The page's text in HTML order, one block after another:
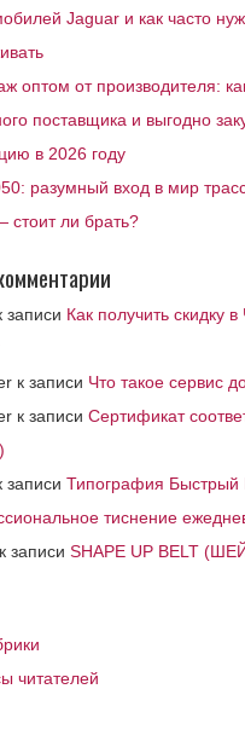
Jaguar и как часто
оптом от производителя:
поставщика и выгодно
в 2026 году
разумный вход в мир
стоит ли брать?
записи Как получить скидку в
к записи Что такое сервис
к записи Сертификат
записи Типография Быстрый
тиснение
к записи SHAPE UP BELT
читателей